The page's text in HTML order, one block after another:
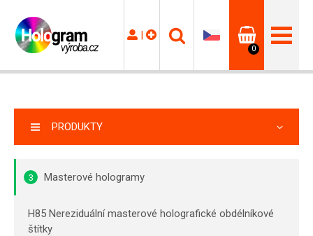
|
0
PRODUKTY
3 Masterové hologramy
H85 Nereziduální masterové holografické obdélníkové
štítky